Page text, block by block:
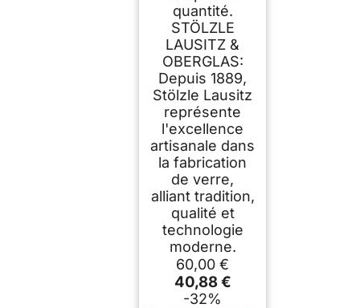
quantité.
STÖLZLE
LAUSITZ &
OBERGLAS:
Depuis 1889,
Stölzle Lausitz
représente
l'excellence
artisanale dans
la fabrication
de verre,
alliant tradition,
qualité et
technologie
moderne.
60,00 €
40,88 €
-32%